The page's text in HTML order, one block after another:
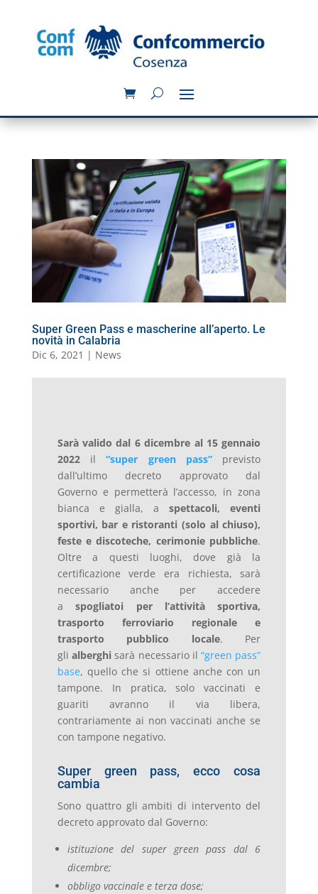
Super Green Pass e mascherine all’aperto. Le
novità in Calabria
Dic 6, 2021 | News
Sarà valido dal 6 dicembre al 15 gennaio
2022
il “super green pass”
previsto
dall’ultimo decreto approvato dal
Governo e permetterà l’accesso, in zona
bianca e gialla, a
spettacoli, eventi
sportivi, bar e ristoranti (solo al chiuso),
feste e discoteche, cerimonie pubbliche.
Oltre a questi luoghi, dove già la
certificazione verde era richiesta, sarà
necessario anche per accedere
aspogliatoi per l’attività sportiva,
trasporto ferroviario regionale e
trasporto pubblico locale. Per
gli alberghi sarà necessario il “green pass”
base, quello che si ottiene anche con un
tampone. In pratica, solo vaccinati e
guariti avranno il via libera,
contrariamente ai non vaccinati anche se
con tampone negativo.
Super green pass, ecco cosa
cambia
Sono quattro gli ambiti di intervento del
decreto approvato dal Governo:
istituzione del super green pass dal 6
dicembre;
obbligo vaccinale e terza dose;